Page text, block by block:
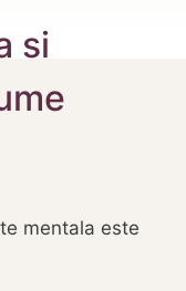
si
mentala este